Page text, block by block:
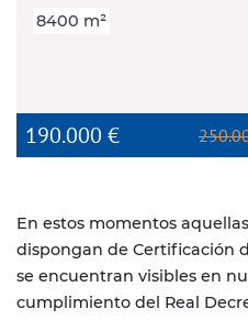
8400 m²
190.000 €
En estos momentos
dispongan de Certificación
se encuentran visibles en
cumplimiento del Real